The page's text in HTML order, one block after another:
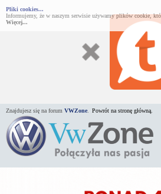
Pliki cookies...
Informujemy, że w naszym serwisie używamy plików cookie,
Więcej...
Znajdujesz się na forum VWZone Powrót na stronę główną.